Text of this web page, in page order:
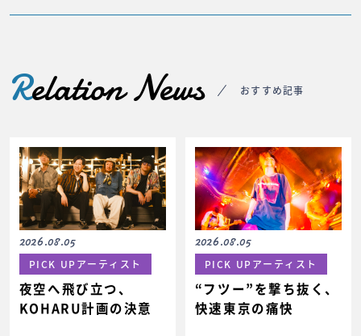
Relation News おすすめ記事
2026.08.05
PICK UPアーティスト
夜空へ飛び立つ、
KOHARU計画の決意
2026.08.05
PICK UPアーティスト
“フツー”を撃ち抜く、
快速東京の痛快